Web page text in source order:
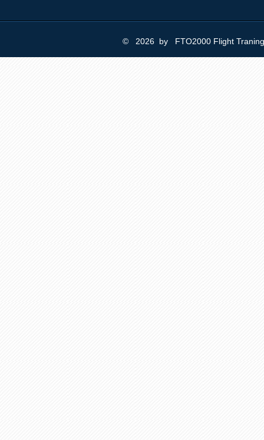
© 2026 by FTO2000 Flight